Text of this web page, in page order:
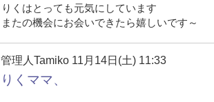
りくはとっても元気にしています
またの機会にお会いできたら嬉しいです～
管理人Tamiko 11月14日(土) 11:33
りくママ、